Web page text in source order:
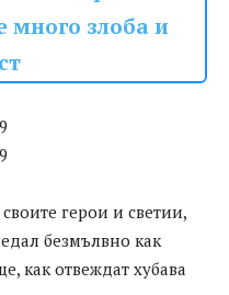
много злоба и
герои и светии,
безмълвно как
как отвеждат хубава